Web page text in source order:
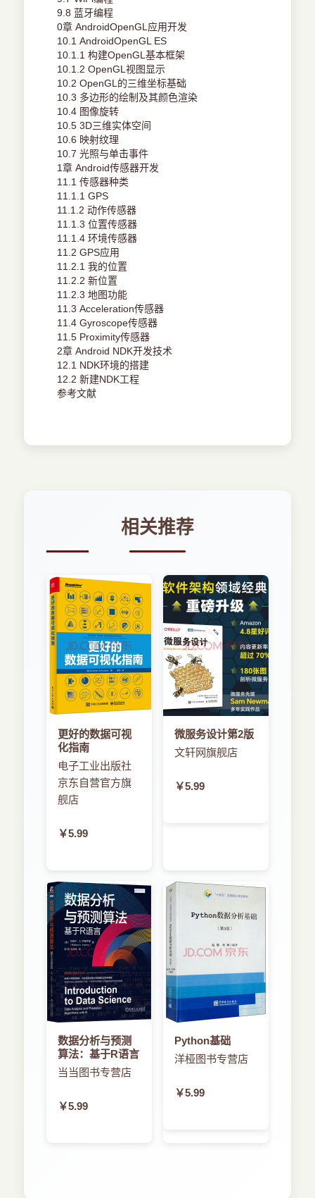
9.8 蓝牙编程
0章 AndroidOpenGL应用开发
10.1 AndroidOpenGL ES
10.1.1 构建OpenGL基本框架
10.1.2 OpenGL视图显示
10.2 OpenGL的三维坐标基础
10.3 多边形的绘制及其颜色渲染
10.4 图像旋转
10.5 3D三维实体空间
10.6 映射纹理
10.7 光照与单击事件
1章 Android传感器开发
11.1 传感器种类
11.1.1 GPS
11.1.2 动作传感器
11.1.3 位置传感器
11.1.4 环境传感器
11.2 GPS应用
11.2.1 我的位置
11.2.2 新位置
11.2.3 地图功能
11.3 Acceleration传感器
11.4 Gyroscope传感器
11.5 Proximity传感器
2章 Android NDK开发技术
12.1 NDK环境的搭建
12.2 新建NDK工程
参考文献
相关推荐
更好的数据可视
化指南
电子工业出版社
京东自营官方旗
舰店
￥5.99
微服务设计第2版
文轩网旗舰店
￥5.99
数据分析与预测
算法：基于R语言
当当图书专营店
￥5.99
Python基础
洋桠图书专营店
￥5.99